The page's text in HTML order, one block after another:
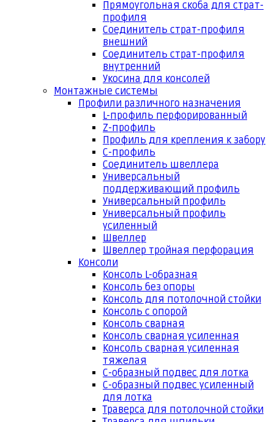
Прямоугольная скоба для страт-
профиля
Соединитель страт-профиля
внешний
Соединитель страт-профиля
внутренний
Укосина для консолей
Монтажные системы
Профили различного назначения
L-профиль перфорированный
Z-профиль
Профиль для крепления к забору
С-профиль
Соединитель швеллера
Универсальный
поддерживающий профиль
Универсальный профиль
Универсальный профиль
усиленный
Швеллер
Швеллер тройная перфорация
Консоли
Консоль L-образная
Консоль без опоры
Консоль для потолочной стойки
Консоль с опорой
Консоль сварная
Консоль сварная усиленная
Консоль сварная усиленная
тяжелая
С-образный подвес для лотка
С-образный подвес усиленный
для лотка
Траверса для потолочной стойки